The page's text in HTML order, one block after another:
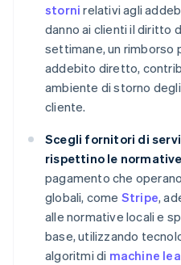
storni relativi agli
danno ai clienti il diritto
settimane, un rimborso
addebito diretto,
ambiente di storno
cliente.
Scegli fornitori di
rispettino le
pagamento che
globali, come Stripe,
alle normative locali e
base, utilizzando
algoritmi di machine